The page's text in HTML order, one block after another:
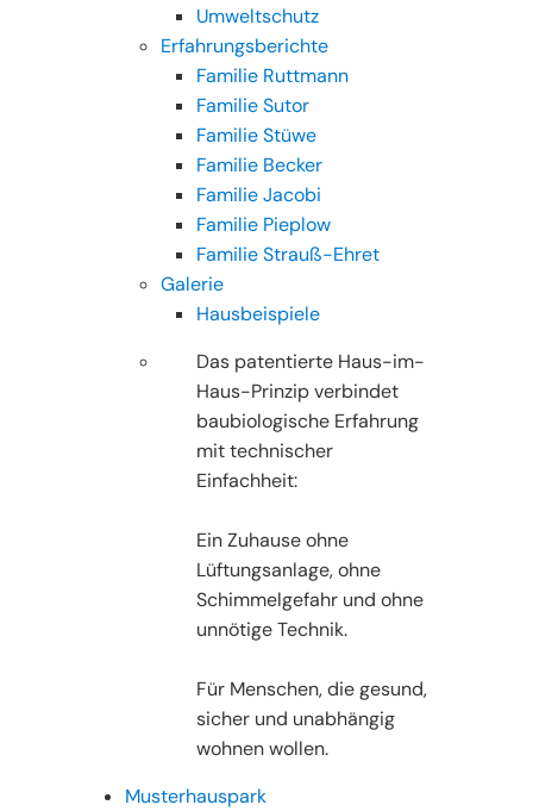
Umweltschutz
Erfahrungsberichte
Familie Ruttmann
Familie Sutor
Familie Stüwe
Familie Becker
Familie Jacobi
Familie Pieplow
Familie Strauß-Ehret
Galerie
Hausbeispiele
Das patentierte Haus-im-
Haus-Prinzip verbindet
baubiologische Erfahrung
mit technischer
Einfachheit:
Ein Zuhause ohne
Lüftungsanlage, ohne
Schimmelgefahr und ohne
unnötige Technik.
Für Menschen, die gesund,
sicher und unabhängig
wohnen wollen.
Musterhauspark